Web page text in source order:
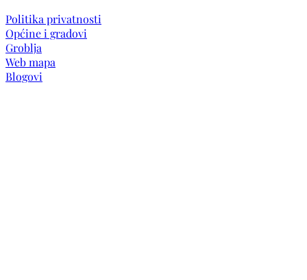
Politika privatnosti
Općine i gradovi
Groblja
Web mapa
Blogovi